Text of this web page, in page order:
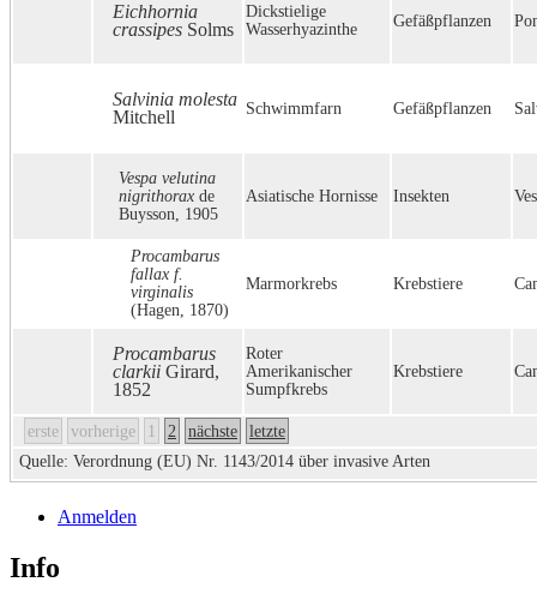
Eichhornia
crassipes Solms
Dickstielige
Wasserhyazinthe
Gefäßpflanzen
Salvinia molesta
Mitchell
Schwimmfarn Gefäßpflanzen
Vespa velutina
nigrithorax de
Buysson, 1905
Asiatische Hornisse Insekten
Procambarus
fallax f.
virginalis
(Hagen, 1870)
Marmorkrebs Krebstiere
Procambarus
clarkii Girard,
1852
Roter
Amerikanischer
Sumpfkrebs
Krebstiere
erste vorherige 1 2 nächste
letzte
Quelle: Verordnung (EU) Nr. 1143/2014 über invasive Arten
Anmelden
Info